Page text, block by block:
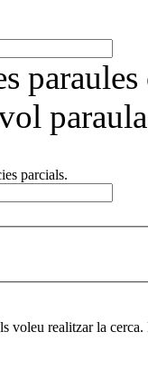
paraula
parcials.
voleu realitzar la